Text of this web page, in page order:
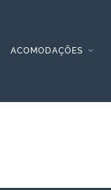
ACOMODAÇÕES